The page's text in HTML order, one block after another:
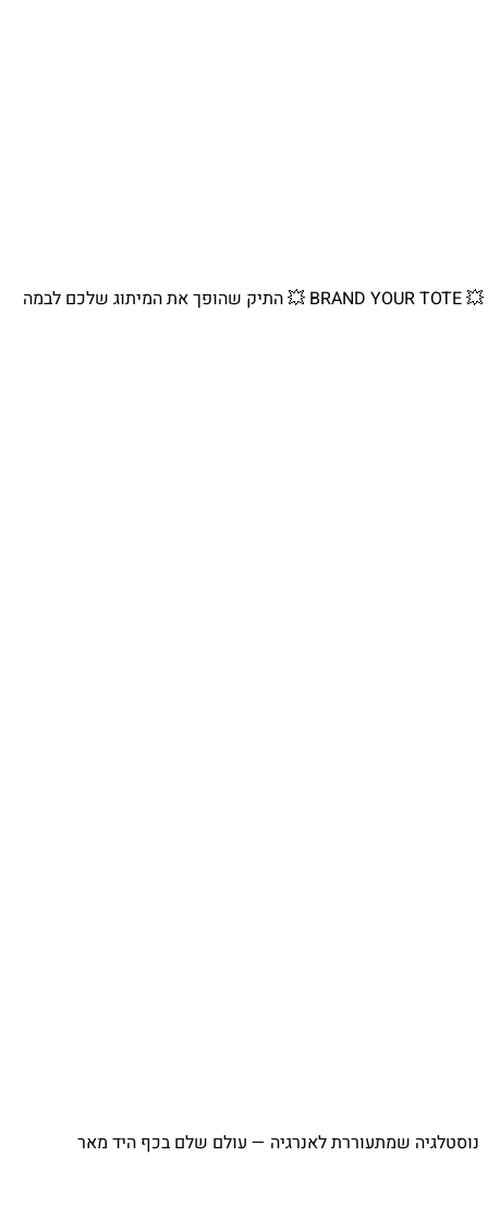
💥 BRAND YOUR TOTE 💥 התיק שהופך את המיתוג שלכם לבמה
⁨ נוסטלגיה שמתעוררת לאנרגיה — עולם שלם בכף היד מאר